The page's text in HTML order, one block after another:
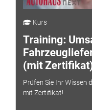
Kurs
Training:
(mit
Prüfen Sie Ihr Wissen
mit Zertifikat!